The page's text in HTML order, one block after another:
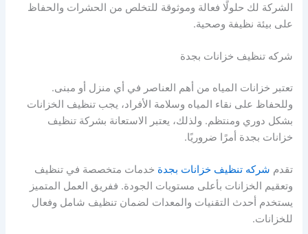
الشركة لك حلولًا فعالة وموثوقة للتخلص من الحشرات والحفاظ
على بيئة نظيفة وصحية.
شركه تنظيف خزانات بجدة
تعتبر خزانات المياه من أهم العناصر في أي منزل أو مبنى.
وللحفاظ على نقاء المياه وسلامة الأفراد، يجب تنظيف الخزانات
بشكل دوري ومنتظم. ولذلك، يعتبر الاستعانة بشركة تنظيف
خزانات بجدة أمرًا ضروريًا.
تقدم شركه تنظيف خزانات بجدة خدمات متخصصة في تنظيف
وتعقيم الخزانات بأعلى مستويات الجودة. ففريق العمل المتميز
يستخدم أحدث التقنيات والمعدات لضمان تنظيف شامل وفعال
للخزانات.